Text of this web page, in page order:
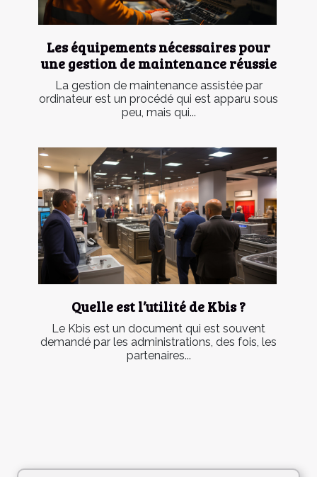
Les équipements nécessaires pour
une gestion de maintenance réussie
La gestion de maintenance assistée par
ordinateur est un procédé qui est apparu sous
peu, mais qui...
Quelle est l’utilité de Kbis ?
Le Kbis est un document qui est souvent
demandé par les administrations, des fois, les
partenaires...